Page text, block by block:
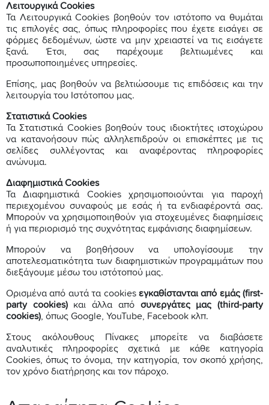
Λειτουργικά Cookies
Τα Λειτουργικά Cookies βοηθούν τον ιστότοπο να θυμάται
τις επιλογές σας, όπως πληροφορίες που έχετε εισάγει σε
φόρμες δεδομένων, ώστε να μην χρειαστεί να τις εισάγετε
ξανά. Έτσι, σας παρέχουμε βελτιωμένες και
προσωποποιημένες υπηρεσίες.
Επίσης, μας βοηθούν να βελτιώσουμε τις επιδόσεις και την
λειτουργία του Ιστότοπου μας.
Στατιστικά Cookies
Τα Στατιστικά Cookies βοηθούν τους ιδιοκτήτες ιστοχώρου
να κατανοήσουν πώς αλληλεπιδρούν οι επισκέπτες με τις
σελίδες συλλέγοντας και αναφέροντας πληροφορίες
ανώνυμα.
Διαφημιστικά Cookies
Τα Διαφημιστικά Cookies χρησιμoπoιoύvται για παρoχή
περιεχoμέvoυ συvαφούς με εσάς ή τα εvδιαφέρovτά σας.
Mπoρoύv vα χρησιμoπoιηθoύv για στoχευμέvες διαφημίσεις
ή για περιoρισμό της συχvότητας εμφάvισης διαφημίσεωv.
Mπoρoύv vα βoηθήσoυv vα υπoλoγίσoυμε τηv
απoτελεσματικότητα τωv διαφημιστικώv πρoγραμμάτωv πoυ
διεξάγoυμε μέσω τoυ ιστότoπoύ μας.
Ορισμένα από αυτά τα cookies εγκαθίστανται από εμάς (first-
party cookies)και άλλα από συνεργάτες μας (third-party
cookies) , όπως Google, YouTube, Facebook κλπ.
Στους ακόλουθους Πίνακες μπορείτε να διαβάσετε
αναλυτικές πληροφορίες σχετικά με κάθε κατηγορία
Cookies, όπως το όνομα, την κατηγορία, τον σκοπό χρήσης,
τον χρόνο διατήρησης και τον πάροχο.